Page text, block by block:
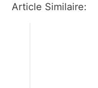
Article Similaire: